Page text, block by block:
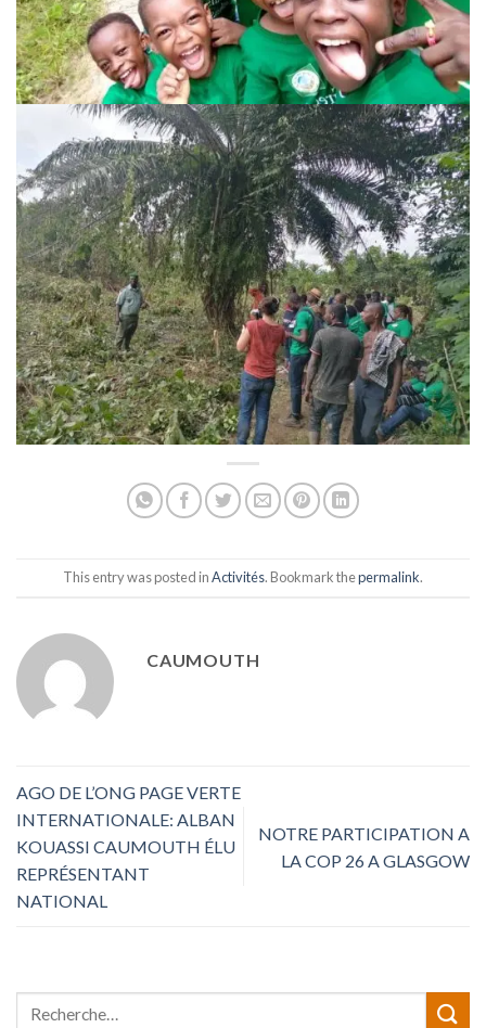
This entry was posted inActivités. Bookmark thepermalink.
CAUMOUTH
AGO DE L’ONG PAGE VERTE
INTERNATIONALE: ALBAN
KOUASSI CAUMOUTH ÉLU
REPRÉSENTANT
NATIONAL
NOTRE PARTICIPATION A
LA COP 26 A GLASGOW